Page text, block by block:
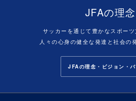
JFAの理念
サッカーを通じて豊かなスポーツ
人々の心身の健全な発達と社会の
JFAの理念・ビジョン・